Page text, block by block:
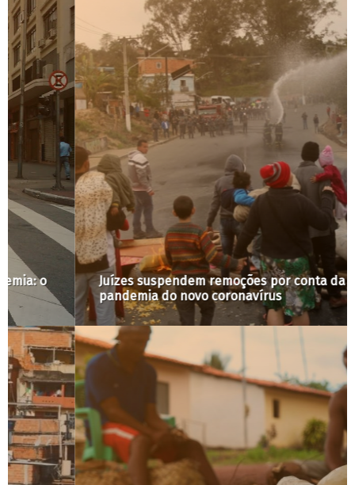
Juízes suspendem remoções por conta da
pandemia do novo coronavírus